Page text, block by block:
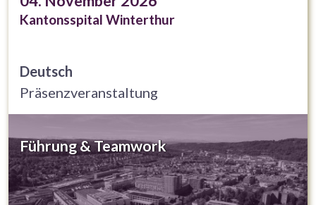
Kantonsspital Winterthur
Deutsch
Präsenzveranstaltung
Führung & Teamwork